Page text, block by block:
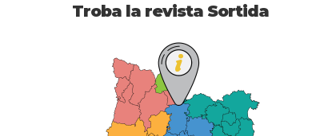
Troba la revista Sortida